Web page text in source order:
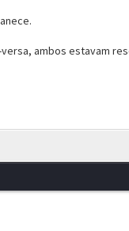
ambos estavam